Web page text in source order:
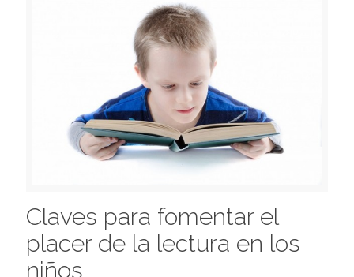
Claves para fomentar el
placer de la lectura en los
niños